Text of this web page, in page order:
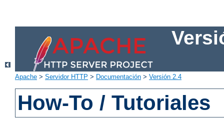
Apache > Servidor HTTP > Documentación > Versión 2.4
How-To / Tutoriales